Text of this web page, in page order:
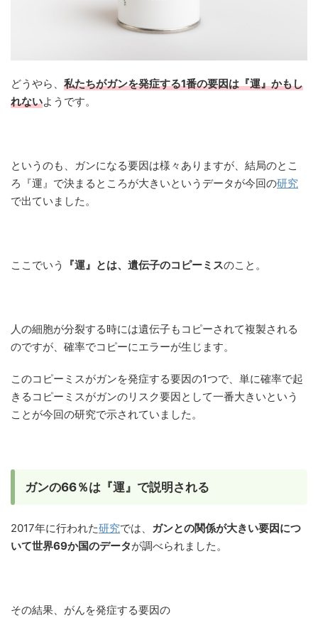
どうやら、 私たちがガンを発症する1番の要因は『運』かもし
れないようです。
というのも、ガンになる要因は様々ありますが、結局のとこ
ろ『運』で決まるところが大きいというデータが今回の研究
で出ていました。
ここでいう 『運』とは、遺伝子のコピーミスのこと。
人の細胞が分裂する時には遺伝子もコピーされて複製される
のですが、確率でコピーにエラーが生じます。
このコピーミスがガンを発症する要因の1つで、単に確率で起
きるコピーミスがガンのリスク要因として一番大きいという
ことが今回の研究で示されていました。
ガンの66％は『運』で説明される
2017年に行われた研究では、 ガンとの関係が大きい要因につ
いて世界69か国のデータが調べられました。
その結果、がんを発症する要因の